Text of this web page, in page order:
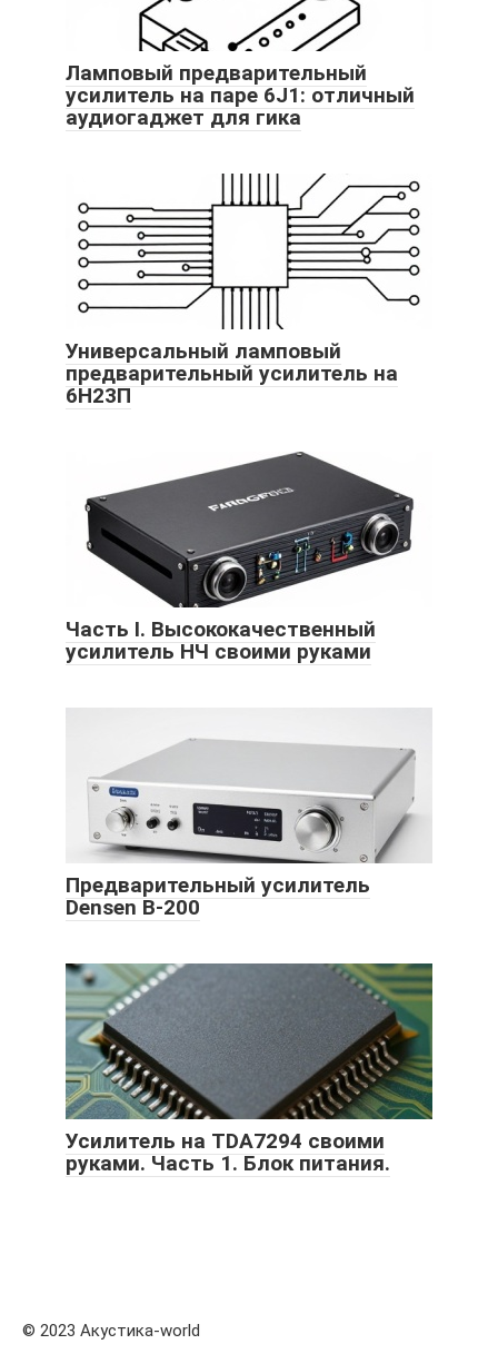
Ламповый предварительный
усилитель на паре 6J1: отличный
аудиогаджет для гика
Универсальный ламповый
предварительный усилитель на
6Н23П
Часть I. Высококачественный
усилитель НЧ своими руками
Предварительный усилитель
Densen B-200
Усилитель на TDA7294 своими
руками. Часть 1. Блок питания.
© 2023 Акустика-world